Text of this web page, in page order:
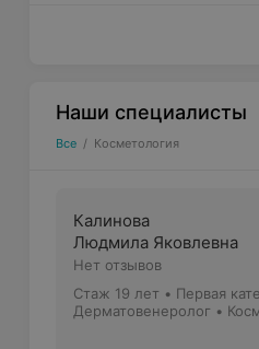
Контурная пластика
Биоревитализация и
Плазмотерапия.
Наши специалисты
Все / Косметология
Калинова
Людмила Яковлевна
Нет отзывов
Стаж 19 лет • Первая
Дерматовенеролог •